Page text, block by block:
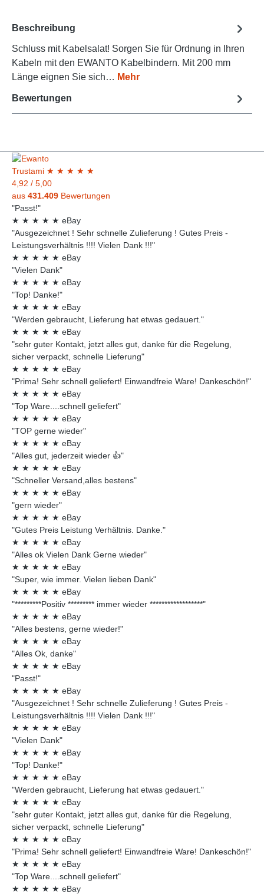
Beschreibung
Schluss mit Kabelsalat! Sorgen Sie für Ordnung in Ihren
Kabeln mit den EWANTO Kabelbindern. Mit 200 mm
Länge eignen Sie sich… Mehr
Bewertungen
Trustami ★ ★ ★ ★ ★
4,92 / 5,00
aus 431.409 Bewertungen
"Passt!"
★ ★ ★ ★ ★ eBay
"Ausgezeichnet ! Sehr schnelle Zulieferung ! Gutes Preis -
Leistungsverhältnis !!!! Vielen Dank !!!"
★ ★ ★ ★ ★ eBay
"Vielen Dank"
★ ★ ★ ★ ★ eBay
"Top! Danke!"
★ ★ ★ ★ ★ eBay
"Werden gebraucht, Lieferung hat etwas gedauert."
★ ★ ★ ★ ★ eBay
"sehr guter Kontakt, jetzt alles gut, danke für die Regelung,
sicher verpackt, schnelle Lieferung"
★ ★ ★ ★ ★ eBay
"Prima! Sehr schnell geliefert! Einwandfreie Ware! Dankeschön!"
★ ★ ★ ★ ★ eBay
"Top Ware....schnell geliefert"
★ ★ ★ ★ ★ eBay
"TOP gerne wieder"
★ ★ ★ ★ ★ eBay
"Alles gut, jederzeit wieder 👍"
★ ★ ★ ★ ★ eBay
"Schneller Versand,alles bestens"
★ ★ ★ ★ ★ eBay
"gern wieder"
★ ★ ★ ★ ★ eBay
"Gutes Preis Leistung Verhältnis. Danke."
★ ★ ★ ★ ★ eBay
"Alles ok Vielen Dank Gerne wieder"
★ ★ ★ ★ ★ eBay
"Super, wie immer. Vielen lieben Dank"
★ ★ ★ ★ ★ eBay
"*********Positiv ********* immer wieder ******************"
★ ★ ★ ★ ★ eBay
"Alles bestens, gerne wieder!"
★ ★ ★ ★ ★ eBay
"Alles Ok, danke"
★ ★ ★ ★ ★ eBay
"Passt!"
★ ★ ★ ★ ★ eBay
"Ausgezeichnet ! Sehr schnelle Zulieferung ! Gutes Preis -
Leistungsverhältnis !!!! Vielen Dank !!!"
★ ★ ★ ★ ★ eBay
"Vielen Dank"
★ ★ ★ ★ ★ eBay
"Top! Danke!"
★ ★ ★ ★ ★ eBay
"Werden gebraucht, Lieferung hat etwas gedauert."
★ ★ ★ ★ ★ eBay
"sehr guter Kontakt, jetzt alles gut, danke für die Regelung,
sicher verpackt, schnelle Lieferung"
★ ★ ★ ★ ★ eBay
"Prima! Sehr schnell geliefert! Einwandfreie Ware! Dankeschön!"
★ ★ ★ ★ ★ eBay
"Top Ware....schnell geliefert"
★ ★ ★ ★ ★ eBay